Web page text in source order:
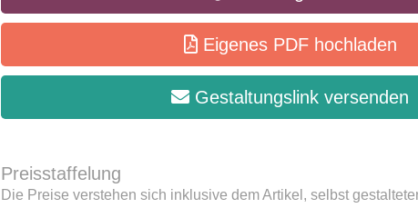
Eigenes PDF hochladen
Gestaltungslink versenden
Preisstaffelung
Die Preise verstehen sich inklusive dem Artikel, selbst